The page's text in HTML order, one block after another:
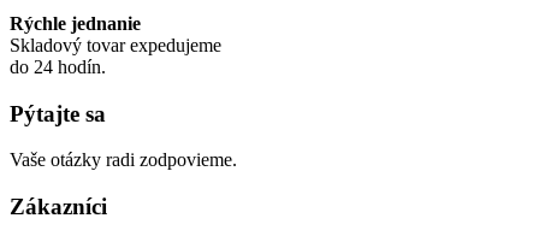
Rýchle jednanie
Skladový tovar expedujeme
do 24 hodín.
Pýtajte sa
Vaše otázky radi zodpovieme.
Zákazníci